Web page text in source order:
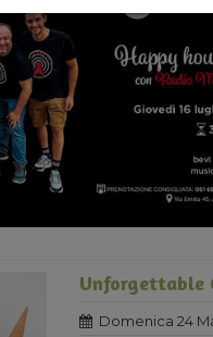
Unforgettable
Domenica 24